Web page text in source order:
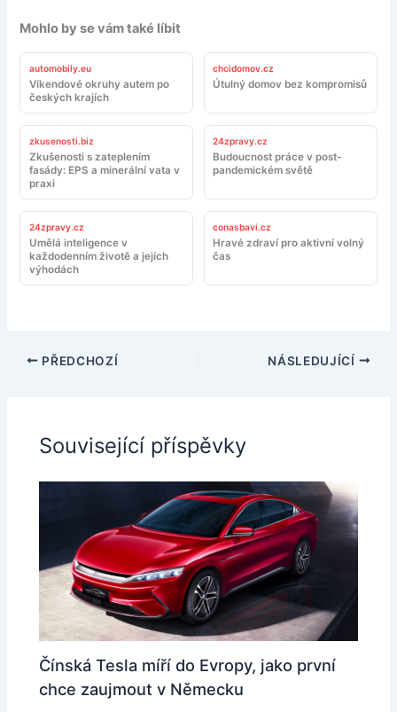
Mohlo by se vám také líbit
automobily.eu
Víkendové okruhy autem po
českých krajích
chcidomov.cz
Útulný domov bez kompromisů
zkusenosti.biz
Zkušenosti s zateplením
fasády: EPS a minerální vata v
praxi
24zpravy.cz
Budoucnost práce v post-
pandemickém světě
24zpravy.cz
Umělá inteligence v
každodenním životě a jejích
výhodách
conasbavi.cz
Hravé zdraví pro aktivní volný
čas
PŘEDCHOZÍ NÁSLEDUJÍCÍ
Související příspěvky
Čínská Tesla míří do Evropy, jako první
chce zaujmout v Německu